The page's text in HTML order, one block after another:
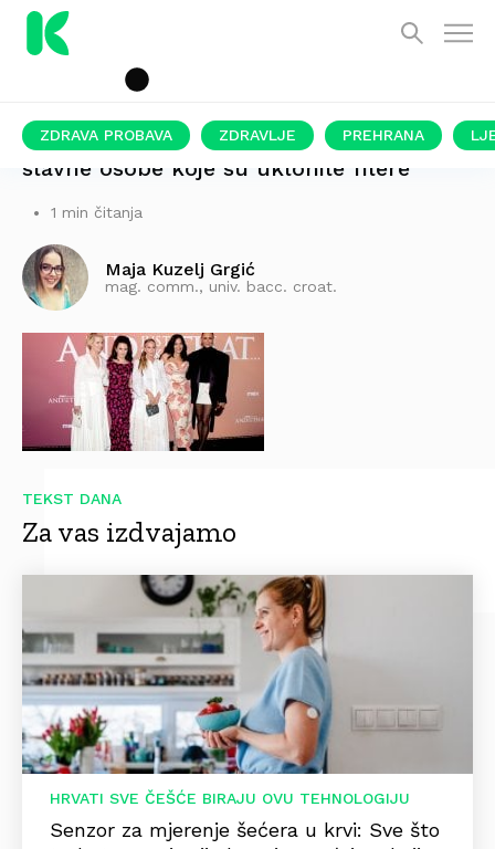
ZDRAVA PROBAVA ZDRAVLJE PREHRANA
slavne osobe koje su uklonile filere
1 min čitanja
Maja Kuzelj Grgić
mag. comm., univ. bacc. croat.
TEKST DANA
Za vas izdvajamo
HRVATI SVE ČEŠĆE BIRAJU OVU TEHNOLOGIJU
Senzor za mjerenje šećera u krvi: Sve što